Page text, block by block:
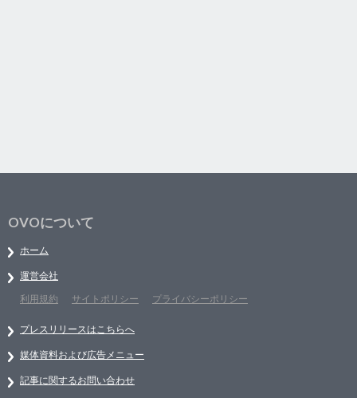
OVOについて
ホーム
運営会社
利用規約
サイトポリシー プライバシーポリシー
プレスリリースはこちらへ
媒体資料および広告メニュー
記事に関するお問い合わせ